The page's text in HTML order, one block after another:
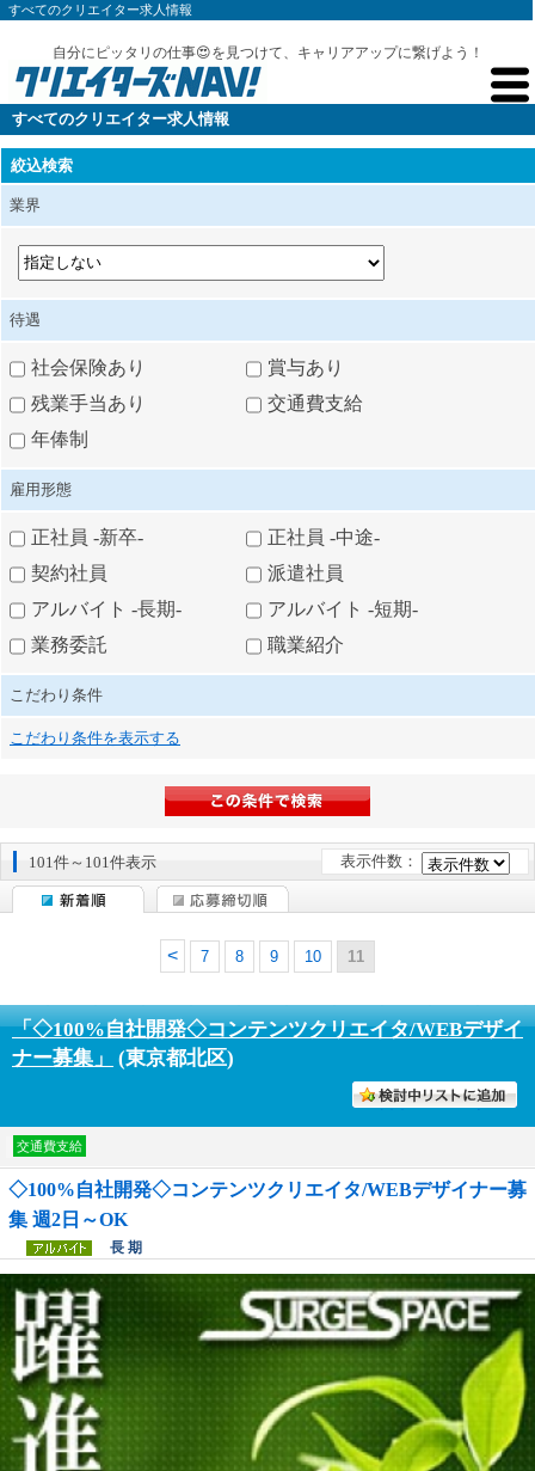
すべてのクリエイター求人情報
自分にピッタリの仕事😍を見つけて、キャリアアップに繋げよう！
すべてのクリエイター求人情報
絞込検索
業界
待遇
社会保険あり
賞与あり
残業手当あり
交通費支給
年俸制
雇用形態
正社員 -新卒-
正社員 -中途-
契約社員
派遣社員
アルバイト -長期-
アルバイト -短期-
業務委託
職業紹介
こだわり条件
こだわり条件を表示する
101件～101件表示 表示件数：
7 8 9 10 11
「◇100%自社開発◇コンテンツクリエイタ/WEBデザイ
ナー募集」
(東京都北区)
交通費支給
◇100%自社開発◇コンテンツクリエイタ/WEBデザイナー募
集 週2日～OK
長 期